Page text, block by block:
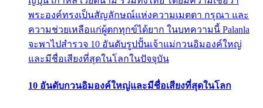
พระองค์ทรงเป็นสัญลักษณ์แห่งความเมตตา กรุณา และ
ความช่วยเหลือแก่ผู้ตกทุกข์ได้ยาก ในบทความนี้ Palanla
จะพาไปสำรวจ 10 อันดับรูปปั้นเจ้าแม่กวนอิมองค์ใหญ่
และมีชื่อเสียงที่สุดในโลกในปัจจุบัน
10 อันดับกวนอิมองค์ใหญ่และมีชื่อเสียงที่สุดในโลก